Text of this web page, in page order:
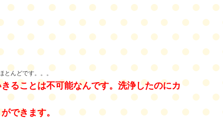
とんどです。。。
ることは不可能なんです。洗浄したのにカ
できます。